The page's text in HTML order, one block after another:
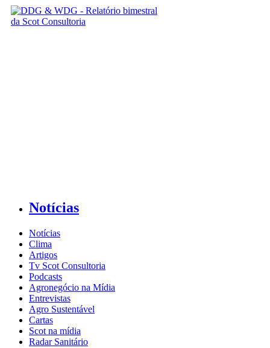
Notícias
Notícias
Clima
Artigos
Tv Scot Consultoria
Podcasts
Agronegócio na Mídia
Entrevistas
Agro Sustentável
Cartas
Scot na mídia
Radar Sanitário